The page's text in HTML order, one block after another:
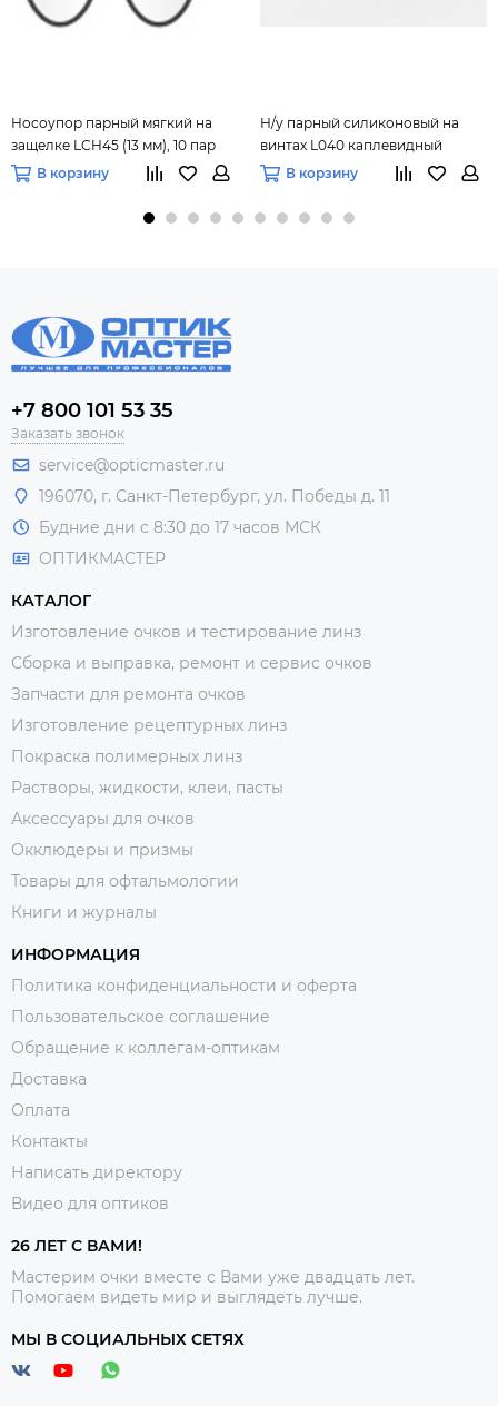
Носоупор парный мягкий на
защелке LCH45 (13 мм), 10 пар
В корзину
Н/у парный силиконовый на
винтах L040 каплевидный
(19мм), 10 п
В корзину
+7 800 101 53 35
Заказать звонок
service@opticmaster.ru
196070, г. Санкт-Петербург, ул. Победы д. 11
Будние дни с 8:30 до 17 часов МСК
ОПТИКМАСТЕР
КАТАЛОГ
Изготовление очков и тестирование линз
Сборка и выправка, ремонт и сервис очков
Запчасти для ремонта очков
Изготовление рецептурных линз
Покраска полимерных линз
Растворы, жидкости, клеи, пасты
Аксессуары для очков
Окклюдеры и призмы
Товары для офтальмологии
Книги и журналы
ИНФОРМАЦИЯ
Политика конфиденциальности и оферта
Пользовательское соглашение
Обращение к коллегам-оптикам
Доставка
Оплата
Контакты
Написать директору
Видео для оптиков
26 ЛЕТ С ВАМИ!
Мастерим очки вместе с Вами уже двадцать лет.
Помогаем видеть мир и выглядеть лучше.
МЫ В СОЦИАЛЬНЫХ СЕТЯХ